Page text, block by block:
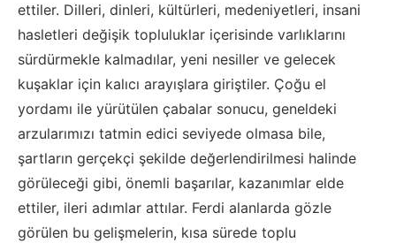
ettiler. Dilleri, dinleri, kültürleri, medeniyetleri, insani
hasletleri değişik topluluklar içerisinde varlıklarını
sürdürmekle kalmadılar, yeni nesiller ve gelecek
kuşaklar için kalıcı arayışlara giriştiler. Çoğu el
yordamı ile yürütülen çabalar sonucu, geneldeki
arzularımızı tatmin edici seviyede olmasa bile,
şartların gerçekçi şekilde değerlendirilmesi halinde
görüleceği gibi, önemli başarılar, kazanımlar elde
ettiler, ileri adımlar attılar. Ferdi alanlarda gözle
görülen bu gelişmelerin, kısa sürede toplu